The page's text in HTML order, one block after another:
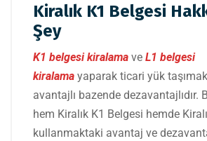
Kiralık K1 Belgesi
Şey
K1 belgesi kiralama ve L1 belgesi
kiralama yaparak ticari yük
avantajlı bazende dezavantajlıdır.
hem Kiralık K1 Belgesi hemde
kullanmaktaki avantaj ve